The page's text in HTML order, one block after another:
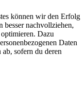
können wir den Erfolg
besser nachvollziehen,
Dazu
Daten
sofern du deren